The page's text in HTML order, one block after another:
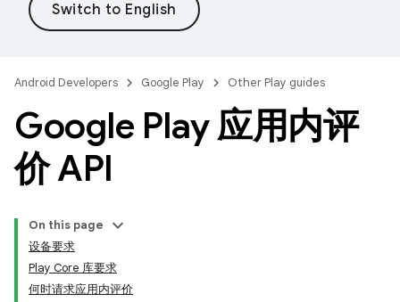
Android Developers Google Play Other Play guides
Google Play 应用内评
价 API
On this page
设备要求
Play Core 库要求
何时请求应用内评价